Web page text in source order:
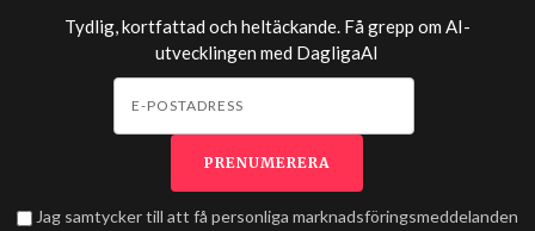
Tydlig, kortfattad och heltäckande. Få grepp om AI-
utvecklingen med DagligaAI
Jag samtycker till att få personliga marknadsföringsmeddelanden